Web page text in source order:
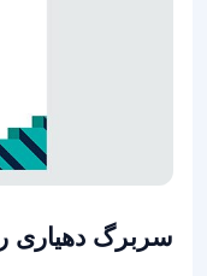
سربرگ دهیاری